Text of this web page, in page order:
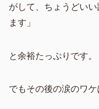
がして、ちょうどい
ます」
と余裕たっぷりです。
でもその後の涙のワ